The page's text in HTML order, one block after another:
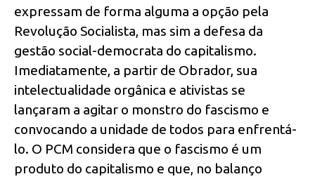
expressam de forma alguma a opção pela
Revolução Socialista, mas sim a defesa da
gestão social-democrata do capitalismo.
Imediatamente, a partir de Obrador, sua
intelectualidade orgânica e ativistas se
lançaram a agitar o monstro do fascismo e
convocando a unidade de todos para enfrentá-
lo. O PCM considera que o fascismo é um
produto do capitalismo e que, no balanço